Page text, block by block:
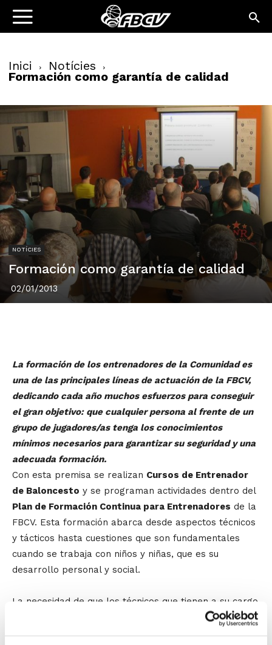
Inici Notícies
Formación como garantía de calidad
NOTÍCIES
Formación como garantía de calidad
02/01/2013
La formación de los entrenadores de la Comunidad es
una de las principales líneas de actuación de la FBCV,
dedicando cada año muchos esfuerzos para conseguir
el gran objetivo: que cualquier persona al frente de un
grupo de jugadores/as tenga los conocimientos
mínimos necesarios para garantizar su seguridad y una
adecuada formación.
Con esta premisa se realizan Cursos de Entrenador
de Baloncesto y se programan actividades dentro del
Plan de Formación Continua para Entrenadores de la
FBCV. Esta formación abarca desde aspectos técnicos
y tácticos hasta cuestiones que son fundamentales
cuando se trabaja con niños y niñas, que es su
desarrollo personal y social.
La necesidad de que los técnicos que tienen a su cargo
menores de edad cuenten con unas nociones básicas